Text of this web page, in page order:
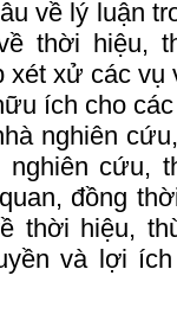
về lý luận
thời hiệu,
xét xử các
ích cho
nghiên
cứu,
đồng
thời hiệu,
và lợi